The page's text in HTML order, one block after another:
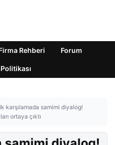
Rehberi Forum
karşılamada samimi diyalog!
ortaya çıktı